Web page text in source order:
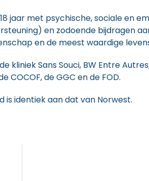
jaar met psychische, sociale en
en zodoende bijdragen
en de meest waardige
Sans Souci, BW Entre
COCOF, de GGC en de FOD.
is identiek aan dat van Norwest.